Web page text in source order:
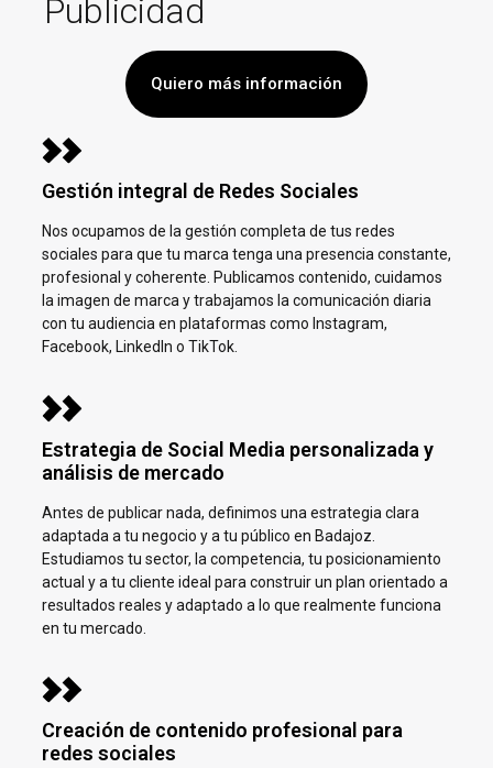
Publicidad
Quiero más información
Gestión integral de Redes Sociales
Nos ocupamos de la gestión completa de tus redes
sociales para que tu marca tenga una presencia constante,
profesional y coherente. Publicamos contenido, cuidamos
la imagen de marca y trabajamos la comunicación diaria
con tu audiencia en plataformas como Instagram,
Facebook, LinkedIn o TikTok.
Estrategia de Social Media personalizada y
análisis de mercado
Antes de publicar nada, definimos una estrategia clara
adaptada a tu negocio y a tu público en Badajoz.
Estudiamos tu sector, la competencia, tu posicionamiento
actual y a tu cliente ideal para construir un plan orientado a
resultados reales y adaptado a lo que realmente funciona
en tu mercado.
Creación de contenido profesional para
redes sociales